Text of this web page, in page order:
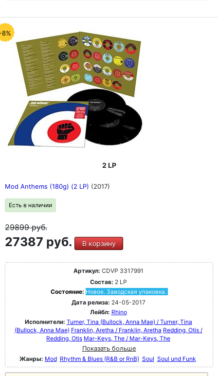
8%
2 LP
Mod Anthems (180g) (2 LP) (2017)
Есть в наличии
29899руб.
27387 руб. В корзину
Артикул: CDVP 3317991
Состав: 2 LP
Состояние: Новое. Заводская упаковка.
Дата релиза: 24-05-2017
Лейбл: Rhino
Исполнители: Turner, Tina (Bullock, Anna Mae) / Turner, Tina
(Bullock, Anna Mae) Franklin, Aretha / Franklin, Aretha Redding, Otis /
Redding, Otis Mar-Keys, The / Mar-Keys, The
Показать больше
Жанры: Mod Rhythm & Blues (R&B or RnB) Soul Soul und Funk